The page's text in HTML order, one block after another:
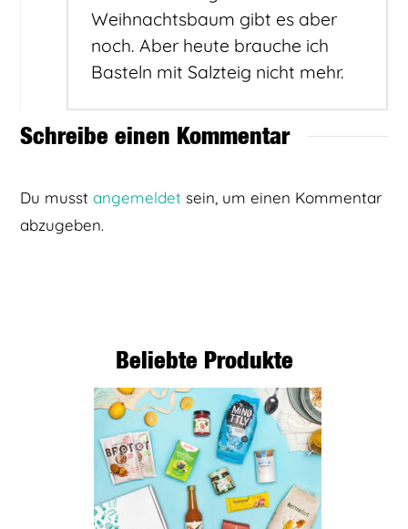
Weihnachtsbaum gibt es aber
noch. Aber heute brauche ich
Basteln mit Salzteig nicht mehr.
Schreibe einen Kommentar
Du musstangemeldet sein, um einen Kommentar
abzugeben.
Beliebte Produkte